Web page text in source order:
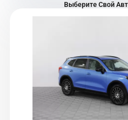
Выберите Свой